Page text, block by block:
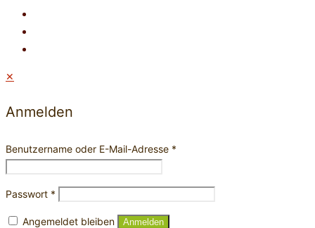
✕
Anmelden
Benutzername oder E-Mail-Adresse *
Passwort *
Angemeldet bleiben Anmelden